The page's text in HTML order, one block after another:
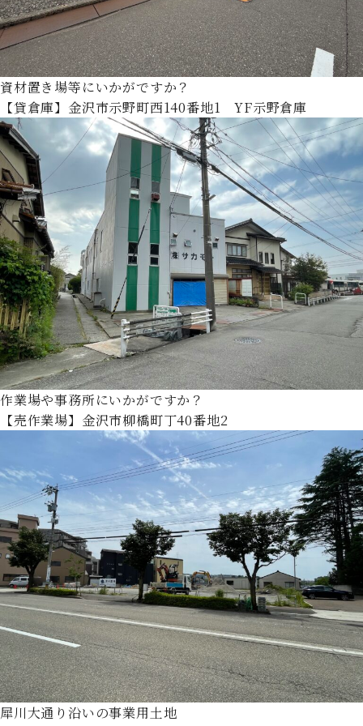
資材置き場等にいかがですか？
【貸倉庫】金沢市示野町西140番地1 YF示野倉庫
作業場や事務所にいかがですか？
【売作業場】金沢市柳橋町丁40番地2
犀川大通り沿いの事業用土地